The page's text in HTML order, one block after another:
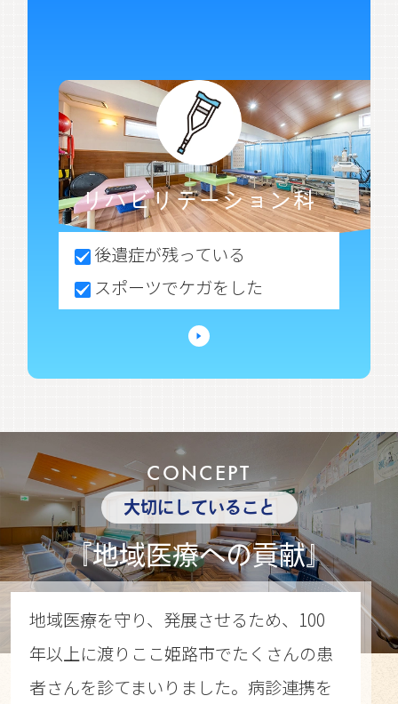
リハビリテーション科
後遺症が残っている
スポーツでケガをした
CONCEPT
大切にしていること
『地域医療への貢献』
地域医療を守り、発展させるため、100
年以上に渡りここ姫路市でたくさんの患
者さんを診てまいりました。病診連携を